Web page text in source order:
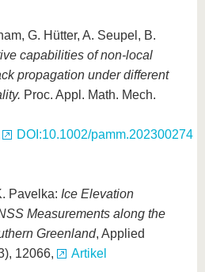
G. Hütter, A. Seupel, B.
capabilities of non-local
propagation under different
Proc. Appl. Math. Mech.
DOI:10.1002/pamm.202300274
Pavelka: Ice Elevation
Measurements along the
Greenland, Applied
12066, Artikel